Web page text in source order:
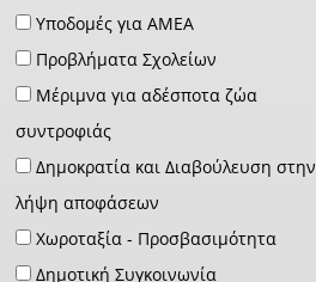
Υποδομές για ΑΜΕΑ
Προβλήματα Σχολείων
Μέριμνα για αδέσποτα ζώα
συντροφιάς
Δημοκρατία και Διαβούλευση στην
λήψη αποφάσεων
Χωροταξία - Προσβασιμότητα
Δημοτική Συγκοινωνία